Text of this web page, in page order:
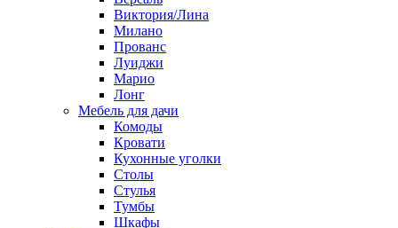
Виктория/Лина
Милано
Прованс
Луиджи
Марио
Лонг
Мебель для дачи
Комоды
Кровати
Кухонные уголки
Столы
Стулья
Тумбы
Шкафы